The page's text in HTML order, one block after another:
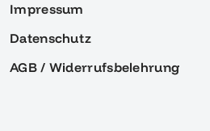
Impressum
Datenschutz
AGB / Widerrufsbelehrung